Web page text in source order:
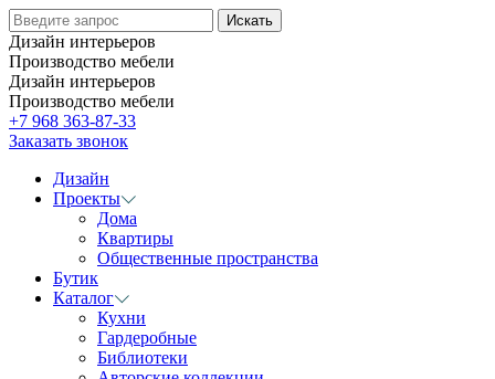
Дизайн интерьеров
Производство мебели
Дизайн интерьеров
Производство мебели
+7 968 363-87-33
Заказать звонок
Дизайн
Проекты
Дома
Квартиры
Общественные пространства
Бутик
Каталог
Кухни
Гардеробные
Библиотеки